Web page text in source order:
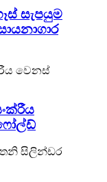
සැපයුම